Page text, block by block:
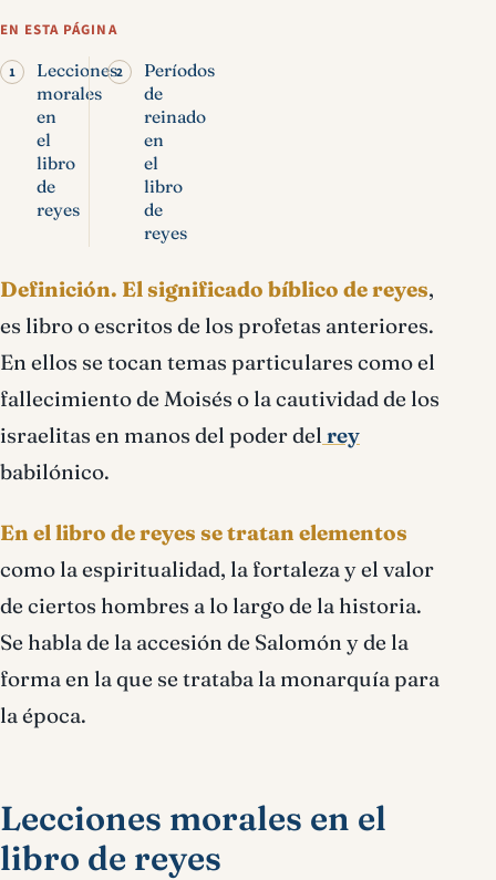
EN ESTA PÁGINA
Lecciones
morales
en
el
libro
de
reyes
Períodos
de
reinado
en
el
libro
de
reyes
Definición. El significado bíblico de reyes,
es libro o escritos de los profetas anteriores.
En ellos se tocan temas particulares como el
fallecimiento de Moisés o la cautividad de los
israelitas en manos del poder del rey
babilónico.
En el libro de reyes se tratan elementos
como la espiritualidad, la fortaleza y el valor
de ciertos hombres a lo largo de la historia.
Se habla de la accesión de Salomón y de la
forma en la que se trataba la monarquía para
la época.
Lecciones morales en el
libro de reyes